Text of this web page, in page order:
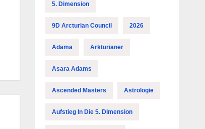
5. Dimension
9D Arcturian Council 2026
Adama Arkturianer
Asara Adams
Ascended Masters Astrologie
Aufstieg In Die 5. Dimension